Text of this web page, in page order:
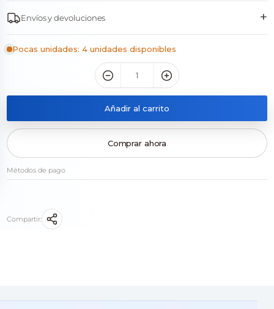
Envíos y devoluciones +
Pocas unidades: 4 unidades disponibles
Añadir al carrito
Comprar ahora
Métodos de pago
Compartir: